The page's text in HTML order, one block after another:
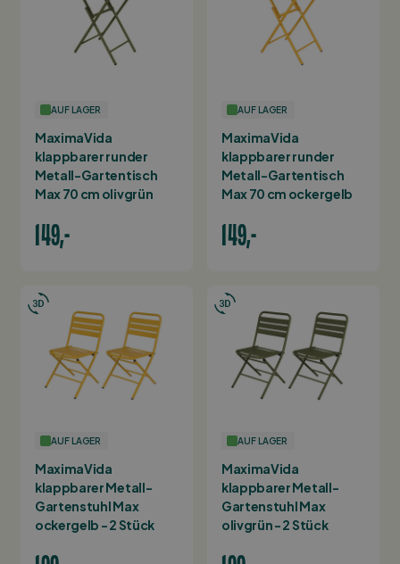
AUF LAGER
MaximaVida
klappbarer runder
Metall-Gartentisch
Max 70 cm olivgrün
149,-
AUF LAGER
MaximaVida
klappbarer runder
Metall-Gartentisch
Max 70 cm ockergelb
149,-
AUF LAGER
MaximaVida
klappbarer Metall-
Gartenstuhl Max
ockergelb - 2 Stück
AUF LAGER
MaximaVida
klappbarer Metall-
Gartenstuhl Max
olivgrün - 2 Stück